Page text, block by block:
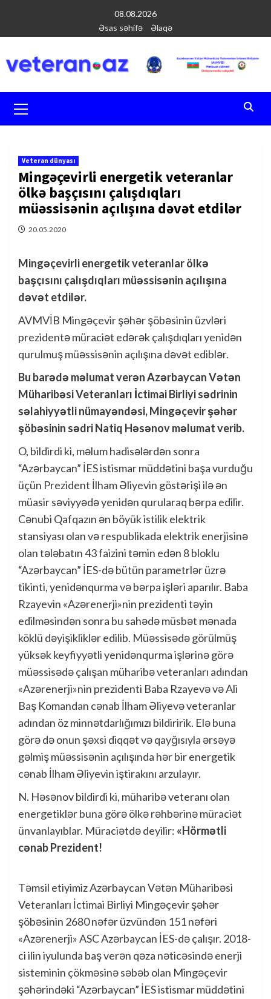
содержимому
08.08.2026
Əsas səhifə
Əlaqə
меню
Veteran dünyası
Mingəçevirli energetik veteranlar
ölkə başçısını çalışdıqları
müəssisənin açılışına dəvət etdilər
20.05.2020
Mingəçevirli energetik veteranlar ölkə
başçısını çalışdıqları müəssisənin açılışına
dəvət etdilər.
AVMVİB Mingəçevir şəhər şöbəsinin üzvləri
prezidentə müraciət edərək çalışdıqları yenidən
qurulmuş müəssisənin açılışına dəvət ediblər.
Bu barədə məlumat verən Azərbaycan Vətən
Müharibəsi Veteranları İctimai Birliyi sədrinin
səlahiyyətli nümayəndəsi, Mingəçevir şəhər
şöbəsinin sədri Natiq Həsənov məlumat verib.
O, bildirdi ki, məlum hadisələrdən sonra
“Azərbaycan” İES istismar müddətini başa vurduğu
üçün Prezident İlham Əliyevin göstərişi ilə ən
müasir səviyyədə yenidən qurularaq bərpa edilir.
Cənubi Qafqazın ən böyük istilik elektrik
stansiyası olan və respublikada elektrik enerjisinə
olan tələbatın 43 faizini təmin edən 8 bloklu
“Azərbaycan” İES-də bütün parametrlər üzrə
tikinti, yenidənqurma və bərpa işləri aparılır. Baba
Rzayevin «Azərenerji»nin prezidenti təyin
edilməsindən sonra bu sahədə müsbət mənada
köklü dəyişikliklər edilib. Müəssisədə görülmüş
yüksək keyfiyyətli yenidənqurma işlərinə görə
müəssisədə çalışan müharibə veteranları adından
«Azərenerji»nin prezidenti Baba Rzayevə və Ali
Baş Komandan cənab İlham Əliyevə veteranlar
adından öz minnətdarlığımızı bildiririk. Elə buna
görə də onun şəxsi diqqət və qayğısıyla ərsəyə
gəlmiş müəssisənin açılışında hər bir energetik
cənab İlham Əliyevin iştirakını arzulayır.
N. Həsənov bildirdi ki, müharibə veteranı olan
energetiklər buna görə ölkə rəhbərinə müraciət
ünvanlayıblar. Müraciətdə deyilir: «Hörmətli
cənab Prezident!
Təmsil etiyimiz Azərbaycan Vətən Müharibəsi
Veteranları İctimai Birliyi Mingəçevir şəhər
şöbəsinin 2680 nəfər üzvündən 151 nəfəri
«Azərenerji» ASC Azərbaycan İES-də çalışır. 2018-
ci ilin iyulunda baş verən qəza nəticəsində enerji
sisteminin çökməsinə səbəb olan Mingəçevir
şəhərindəki “Azərbaycan” İES istismar müddətini